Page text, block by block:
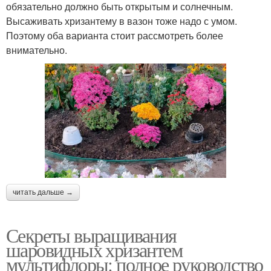
обязательно должно быть открытым и солнечным.
Высаживать хризантему в вазон тоже надо с умом.
Поэтому оба варианта стоит рассмотреть более
внимательно.
читать дальше →
Секреты выращивания
шаровидных хризантем
мультифлоры: полное руководство